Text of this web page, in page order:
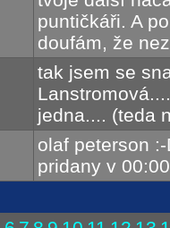
puntičkáři. A
doufám, že
tak jsem se
jedna.... (teda
olaf peterson
pridany v